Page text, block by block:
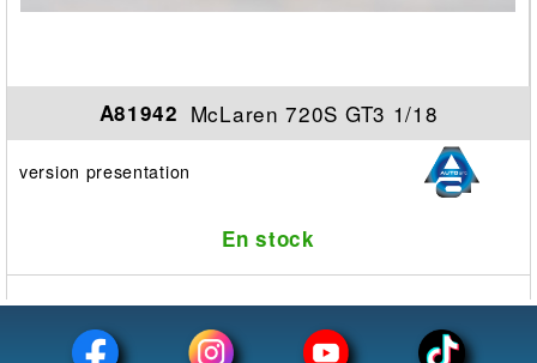
A81942 McLaren 720S GT3 1/18
version presentation
En stock